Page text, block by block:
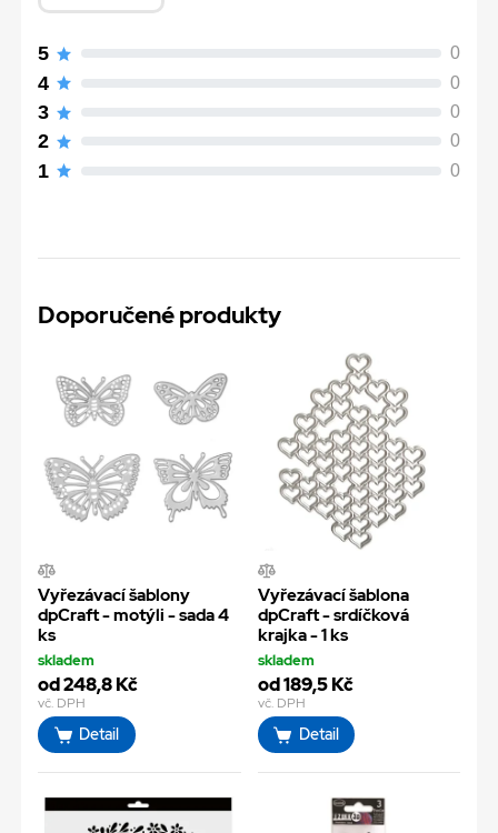
5 0
4 0
3 0
2 0
1 0
Doporučené produkty
Vyřezávací šablony
dpCraft - motýli - sada 4
ks
skladem
od 248,8 Kč
vč. DPH
Detail
Vyřezávací šablona
dpCraft - srdíčková
krajka - 1 ks
skladem
od 189,5 Kč
vč. DPH
Detail